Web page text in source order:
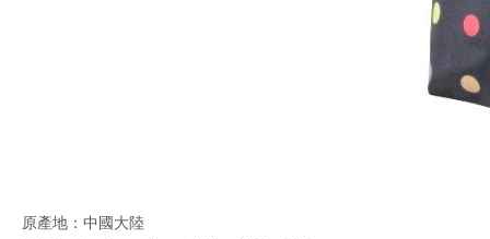
原產地：中國大陸